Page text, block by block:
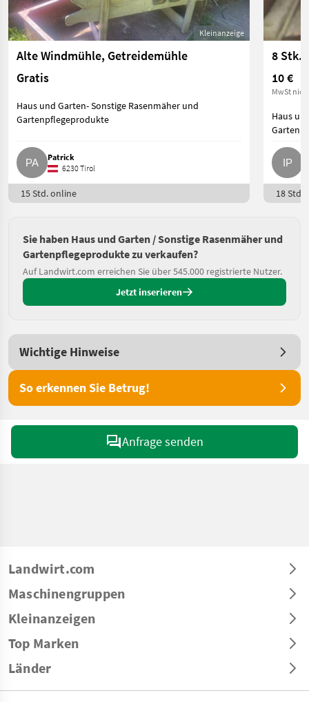
Kleinanzeige
Alte Windmühle, Getreidemühle
Gratis
Haus und Garten- Sonstige Rasenmäher und
Gartenpflegeprodukte
Patrick
6230 Tirol
15 Std. online
8 Stk.
10 €
MwSt
Haus
18 Std.
Sie haben Haus und Garten / Sonstige Rasenmäher und
Gartenpflegeprodukte zu verkaufen?
Auf Landwirt.com erreichen Sie über 545.000 registrierte Nutzer.
Jetzt inserieren
Wichtige Hinweise
So erkennen Sie Betrug!
Anfrage senden
Landwirt.com
Maschinengruppen
Kleinanzeigen
Top Marken
Länder